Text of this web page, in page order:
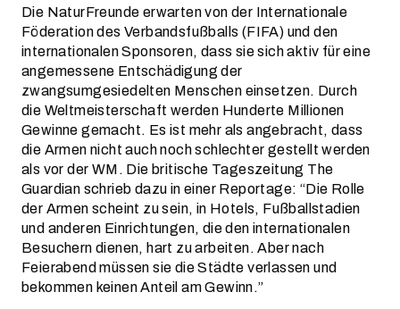
Die NaturFreunde erwarten von der Internationale
Föderation des Verbandsfußballs (FIFA) und den
internationalen Sponsoren, dass sie sich aktiv für eine
angemessene Entschädigung der
zwangsumgesiedelten Menschen einsetzen. Durch
die Weltmeisterschaft werden Hunderte Millionen
Gewinne gemacht. Es ist mehr als angebracht, dass
die Armen nicht auch noch schlechter gestellt werden
als vor der WM. Die britische Tageszeitung The
Guardian schrieb dazu in einer Reportage: “Die Rolle
der Armen scheint zu sein, in Hotels, Fußballstadien
und anderen Einrichtungen, die den internationalen
Besuchern dienen, hart zu arbeiten. Aber nach
Feierabend müssen sie die Städte verlassen und
bekommen keinen Anteil am Gewinn.”